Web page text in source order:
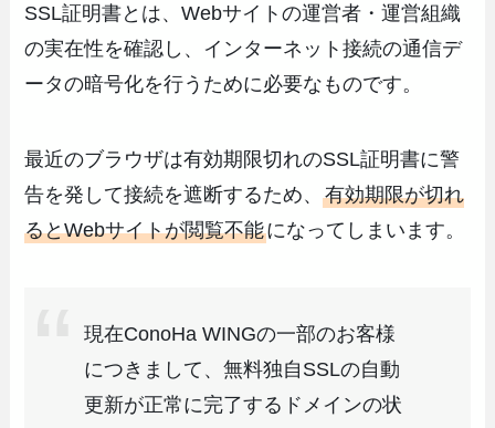
SSL証明書とは、Webサイトの運営者・運営組織
の実在性を確認し、インターネット接続の通信デ
ータの暗号化を行うために必要なものです。
最近のブラウザは有効期限切れのSSL証明書に警
告を発して接続を遮断するため、有効期限が切れ
るとWebサイトが閲覧不能になってしまいます。
現在ConoHa WINGの一部のお客様
につきまして、無料独自SSLの自動
更新が正常に完了するドメインの状